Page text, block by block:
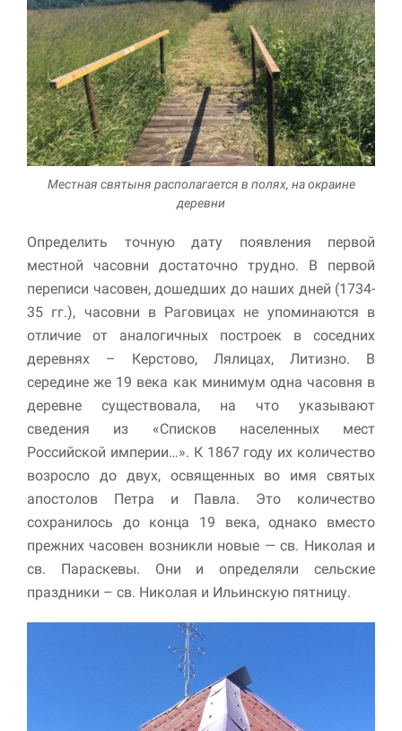
Местная святыня располагается в полях, на окраине
деревни
Определить точную дату появления первой
местной часовни достаточно трудно. В первой
переписи часовен, дошедших до наших дней (1734-
35 гг.), часовни в Раговицах не упоминаются в
отличие от аналогичных построек в соседних
деревнях – Керстово, Лялицах, Литизно. В
середине же 19 века как минимум одна часовня в
деревне существовала, на что указывают
сведения из «Списков населенных мест
Российской империи…». К 1867 году их количество
возросло до двух, освященных во имя святых
апостолов Петра и Павла. Это количество
сохранилось до конца 19 века, однако вместо
прежних часовен возникли новые — св. Николая и
св. Параскевы. Они и определяли сельские
праздники – св. Николая и Ильинскую пятницу.
будете получать
персонализированный
контент и
предложения.